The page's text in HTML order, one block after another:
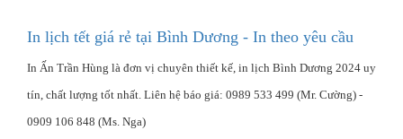
In lịch tết giá rẻ tại Bình Dương - In theo yêu cầu
In Ấn Trần Hùng là đơn vị chuyên thiết kế, in lịch Bình Dương 2024 uy
tín, chất lượng tốt nhất. Liên hệ báo giá: 0989 533 499 (Mr. Cường) -
0909 106 848 (Ms. Nga)